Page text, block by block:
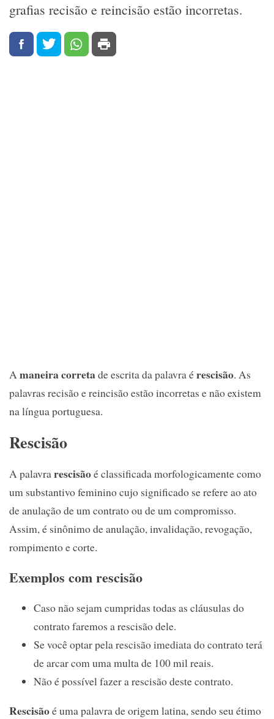
grafias recisão e reincisão estão incorretas.
Amaneira corretade escrita da palavra érescisão. As
palavras recisão e reincisão estão incorretas e não existem
na língua portuguesa.
Rescisão
A palavrarescisãoé classificada morfologicamente como
um substantivo feminino cujo significado se refere ao ato
de anulação de um contrato ou de um compromisso.
Assim, é sinônimo de anulação, invalidação, revogação,
rompimento e corte.
Exemplos com rescisão
Caso não sejam cumpridas todas as cláusulas do
contrato faremos a rescisão dele.
Se você optar pela rescisão imediata do contrato terá
de arcar com uma multa de 100 mil reais.
Não é possível fazer a rescisão deste contrato.
Rescisãoé uma palavra de origem latina, sendo seu étimo